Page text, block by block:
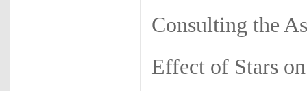
Consulting the
Effect of Stars